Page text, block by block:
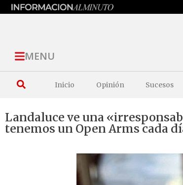
MENU
Inicio Opinión Sucesos
Landaluce ve una
tenemos un Open Arms cada